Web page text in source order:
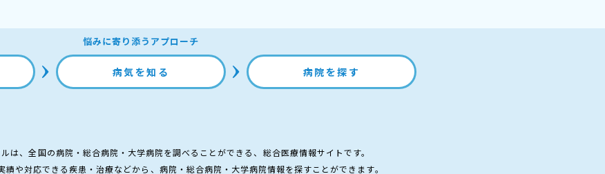
悩みに寄り添うアプローチ
病気を知る 病院を探す
は、全国の病院・総合病院・大学病院を調べることができる、総合医療情報サイトです。
績や対応できる疾患・治療などから、病院・総合病院・大学病院情報を探すことができます。